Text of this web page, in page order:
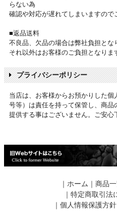
らない為
確認や対応が遅れてしまいますので
■返品送料
不良品、欠品の場合は弊社負担とな
それ以外はお客様のご負担となりま
プライバシーポリシー
当店は、お客様からお預かりした
号等）は責任を持って保管し、商品
提供する事はございません。ご安心
｜ ホーム ｜ 商品
｜ 特定商取引法
｜ 個人情報保護方針